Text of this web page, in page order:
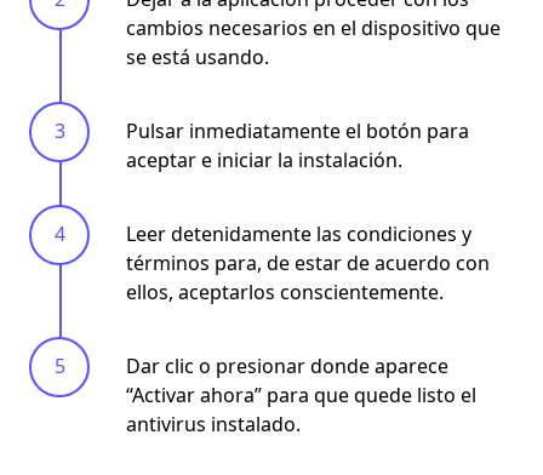
cambios necesarios en el dispositivo que
se está usando.
Pulsar inmediatamente el botón para
aceptar e iniciar la instalación.
Leer detenidamente las condiciones y
términos para, de estar de acuerdo con
ellos, aceptarlos conscientemente.
Dar clic o presionar donde aparece
“Activar ahora” para que quede listo el
antivirus instalado.